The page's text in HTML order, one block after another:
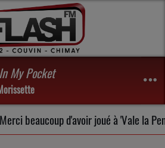
My Pocket
beaucoup d'avoir joué à 'Vale la Pena'